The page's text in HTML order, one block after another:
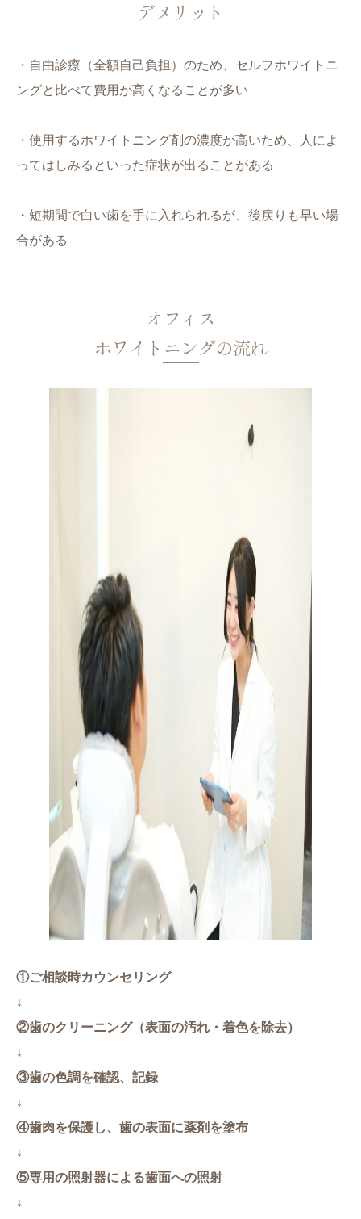
デメリット
・自由診療（全額自己負担）のため、セルフホワイトニ
ングと比べて費用が高くなることが多い
・使用するホワイトニング剤の濃度が高いため、人によ
ってはしみるといった症状が出ることがある
・短期間で白い歯を手に入れられるが、後戻りも早い場
合がある
オフィス
ホワイトニングの流れ
①ご相談時カウンセリング
↓
②歯のクリーニング（表面の汚れ・着色を除去）
↓
③歯の色調を確認、記録
↓
④歯肉を保護し、歯の表面に薬剤を塗布
↓
⑤専用の照射器による歯面への照射
↓